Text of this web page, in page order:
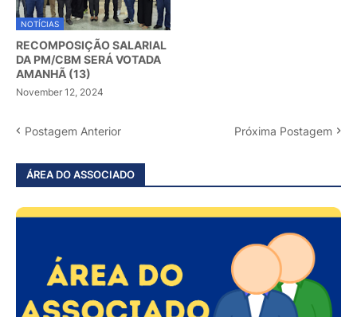
NOTÍCIAS
RECOMPOSIÇÃO SALARIAL
DA PM/CBM SERÁ VOTADA
AMANHÃ (13)
November 12, 2024
Postagem Anterior Próxima Postagem
ÁREA DO ASSOCIADO